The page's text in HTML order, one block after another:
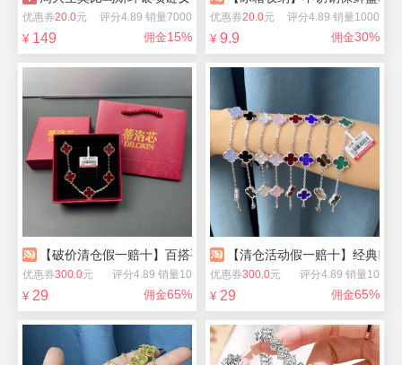
优惠券20.0元 评分4.89 销量7000
¥ 149 佣金15%
优惠券20.0元 评分4.89 销量1000
¥ 9.9 佣金30%
【破价清仓假一赔十】百搭手链项链七夕礼物
优惠券300.0元 评分4.89 销量10
¥ 29 佣金65%
【清仓活动假一赔十】经典四
优惠券300.0元 评分4.89 销量10
¥ 29 佣金65%